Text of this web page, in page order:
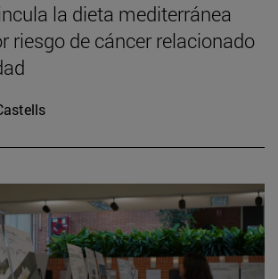
la dieta mediterránea
riesgo de cáncer relacionado